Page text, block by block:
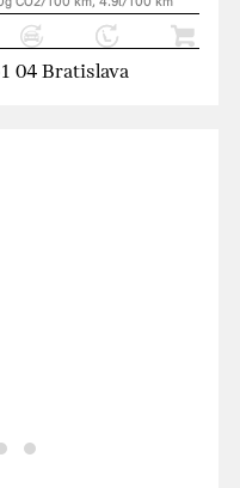
04 Bratislava